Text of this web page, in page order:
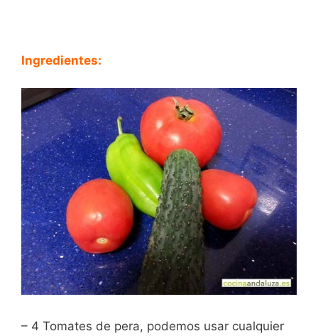
Ingredientes:
– 4 Tomates de pera, podemos usar cualquier